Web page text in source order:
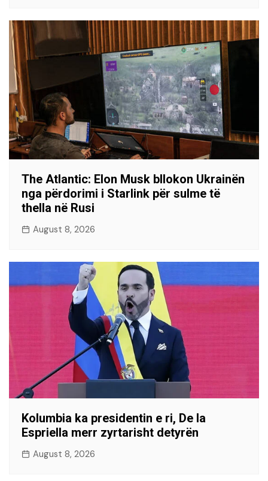
The Atlantic: Elon Musk bllokon Ukrainën
nga përdorimi i Starlink për sulme të
thella në Rusi
August 8, 2026
Kolumbia ka presidentin e ri, De la
Espriella merr zyrtarisht detyrën
August 8, 2026